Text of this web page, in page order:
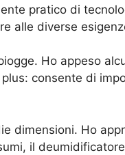
pratico di
alle diverse
Ho appeso
consente di
dimensioni. Ho
il